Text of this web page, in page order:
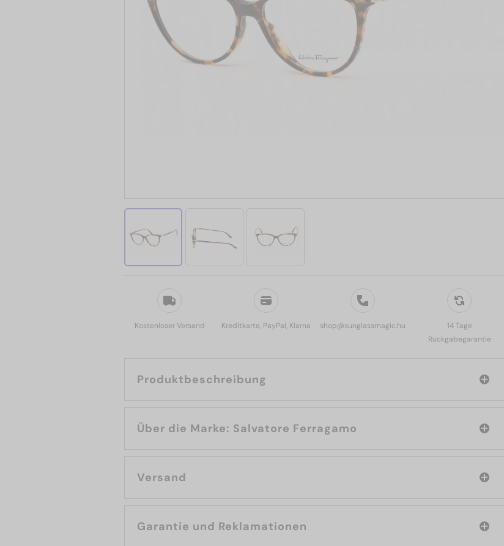
Kostenloser Versand Kreditkarte, PayPal, Klarna shop@sunglassmagic.hu
14 Tage
Rückgabegarantie
Produktbeschreibung
Über die Marke: Salvatore Ferragamo
Versand
Garantie und Reklamationen